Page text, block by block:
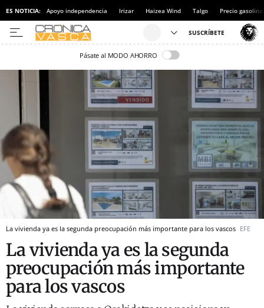
ES NOTICIA: Apoyo independencia Irizar Haizea Wind Talgo Precio gasolina
Pásate al MODO AHORRO
La vivienda ya es la segunda preocupación más importante para los vascos EFE
La vivienda ya es la segunda
preocupación más importante
para los vascos